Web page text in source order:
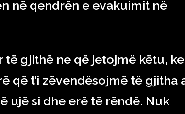
në qendrën e evakuimit në
të gjithë ne që jetojmë këtu,
që t’i zëvendësojmë të gjitha
ujë si dhe erë të rëndë. Nuk